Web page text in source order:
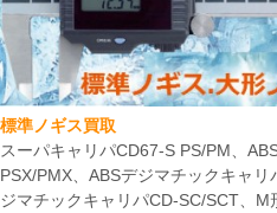
標準ノギス買取
スーパキャリパCD67-S PS/PM、
PSX/PMX、ABSデジマチックキャ
ジマチックキャリパCD-SC/SCT、